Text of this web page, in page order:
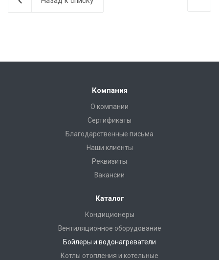
Компания
О компании
Сертификаты
Благодарственные письма
Наши клиенты
Реквизиты
Вакансии
Каталог
Кондиционеры
Вентиляционное оборудование
Бойлеры и водонагреватели
Котлы отопления и котельные